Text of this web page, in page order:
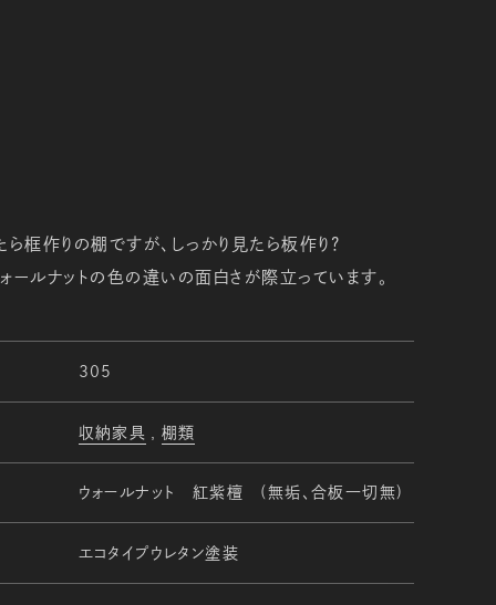
ら框作りの棚ですが、しっかり見たら板作り？
ールナットの色の違いの面白さが際立っています。
305
収納家具 棚類
ウォールナット 紅紫檀 (無垢、合板一切無)
エコタイプウレタン塗装